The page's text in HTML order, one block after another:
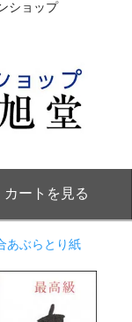
ショップ
カートを見る
あぶらとり紙